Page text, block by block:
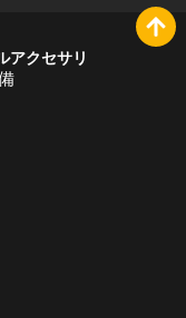
アクセサリ